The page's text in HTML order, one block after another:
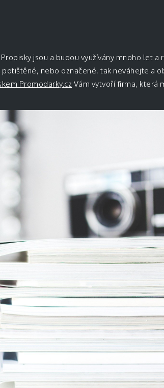
jsou a budou využívány mnoho let a
nebo označené, tak neváhejte a
Promodarky.cz Vám vytvoří firma, která